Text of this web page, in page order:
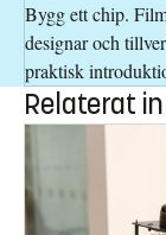
Bygg ett chip.
designar och
praktisk
Relaterat